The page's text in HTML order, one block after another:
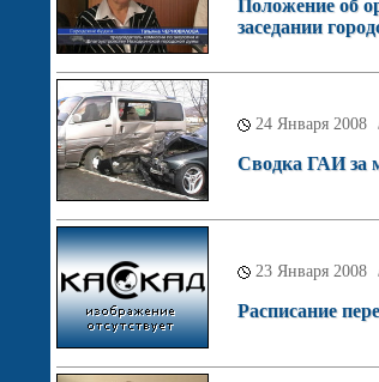
Положение об
заседании
24 Января 2008
Сводка ГАИ за
23 Января 2008
Расписание